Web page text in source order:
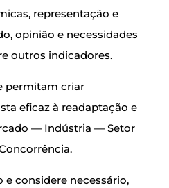
representação e
opinião e necessidades
outros indicadores.
permitam criar
eficaz à readaptação e
— Indústria — Setor
e considere necessário,